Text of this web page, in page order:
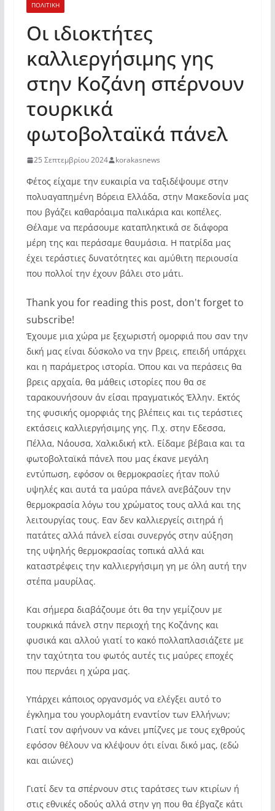
ΠΟΛΙΤΙΚΗ
Οι ιδιοκτήτες
καλλιεργήσιμης γης
στην Κοζάνη σπέρνουν
τουρκικά
φωτοβολταϊκά πάνελ
25 Σεπτεμβρίου 2024 korakasnews
Φέτος είχαμε την ευκαιρία να ταξιδέψουμε στην
πολυαγαπημένη Βόρεια Ελλάδα, στην Μακεδονία μας
που βγάζει καθαρόαιμα παλικάρια και κοπέλες.
Θέλαμε να περάσουμε καταπληκτικά σε διάφορα
μέρη της και περάσαμε θαυμάσια. Η πατρίδα μας
έχει τεράστιες δυνατότητες και αμύθιτη περιουσία
που πολλοί την έχουν βάλει στο μάτι.
Thank you for reading this post, don't forget to
subscribe!
Έχουμε μια χώρα με ξεχωριστή ομορφιά που σαν την
δική μας είναι δύσκολο να την βρεις, επειδή υπάρχει
και η παράμετρος ιστορία. Όπου και να περάσεις θα
βρεις αρχαία, θα μάθεις ιστορίες που θα σε
ταρακουνήσουν άν είσαι πραγματικός Έλλην. Εκτός
της φυσικής ομορφιάς της βλέπεις και τις τεράστιες
εκτάσεις καλλιεργήσιμης γης. Π.χ. στην Εδεσσα,
Πέλλα, Νάουσα, Χαλκιδική κτλ. Είδαμε βέβαια και τα
φωτοβολταϊκά πάνελ που μας έκανε μεγάλη
εντύπωση, εφόσον οι θερμοκρασίες ήταν πολύ
υψηλές και αυτά τα μαύρα πάνελ ανεβάζουν την
θερμοκρασία λόγω του χρώματος τους αλλά και της
λειτουργίας τους. Εαν δεν καλλιεργείς σιτηρά ή
πατάτες αλλά πάνελ είσαι συνεργός στην αύξηση
της υψηλής θερμοκρασίας τοπικά αλλά και
καταστρέφεις την καλλιεργήσιμη γη με όλη αυτή την
στέπα μαυρίλας.
Και σήμερα διαβάζουμε ότι θα την γεμίζουν με
τουρκικά πάνελ στην περιοχή της Κοζάνης και
φυσικά και αλλού γιατί το κακό πολλαπλασιάζετε με
την ταχύτητα του φωτός αυτές τις μαύρες εποχές
που περνάει η χώρα μας.
Υπάρχει κάποιος οργανσμός να ελέγξει αυτό το
έγκλημα του γουρλομάτη εναντίον των Ελλήνων;
Γιατί τον αφήνουν να κάνει μπίζνες με τους εχθρούς
εφόσον θέλουν να κλέψουν ότι είναι δικό μας, (εδώ
και αιώνες)
Γιατί δεν τα σπέρνουν στις ταράτσες των κτιρίων ή
στις εθνικές οδούς αλλά στην γη που θα έβγαζε κάτι